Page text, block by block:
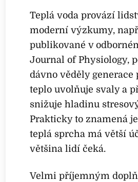
Teplá voda provází
moderní výzkumy,
publikované v
Journal of Physiology,
dávno věděly generace
teplo uvolňuje svaly a
snižuje hladinu
Prakticky to znamená
teplá sprcha má větší
většina lidí čeká.
Velmi příjemným